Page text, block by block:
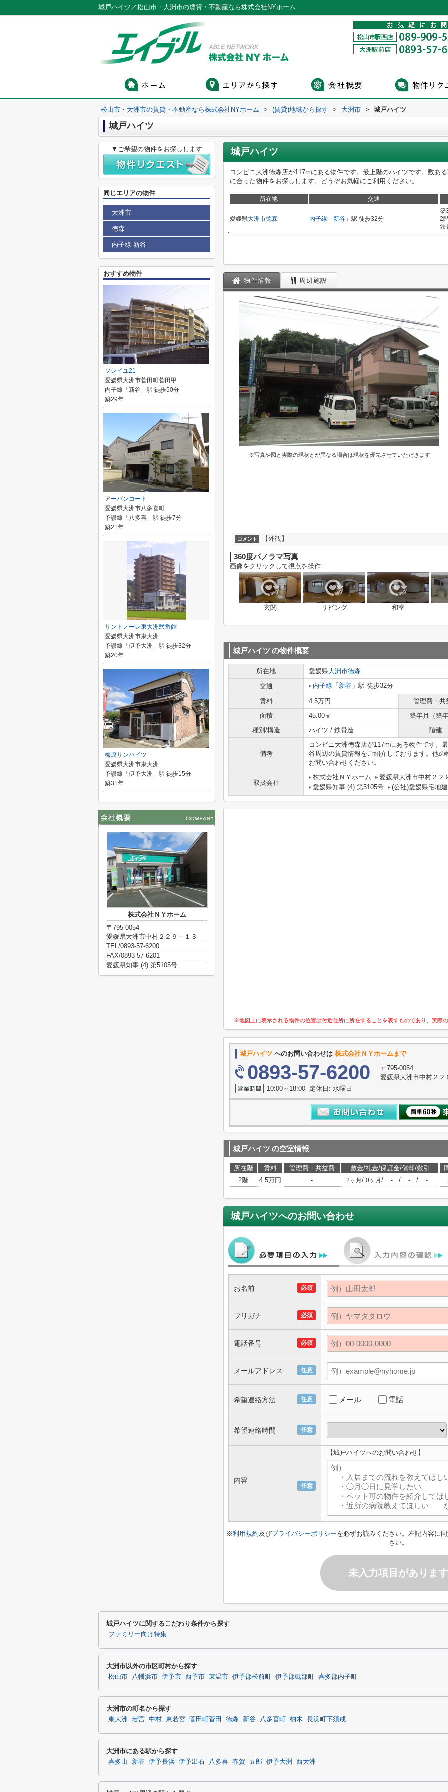
城戸ハイツ／松山市・大洲市の賃貸・不動産なら株式会社NYホーム
松山市・大洲市の賃貸・不動産なら株式会社NYホーム > (賃貸)地域から探す > 大洲市 > 城戸ハイツ
城戸ハイツ
城戸ハイツ
コンビニ大洲徳森店が117mにある物件です。最上階のハイツです。数あ
に合った物件をお探しします。どうぞお気軽にご利用ください。
所在地 交通
愛媛県大洲市徳森 内子線 「 新谷 」駅 徒歩32分
築
2
鉄
物件情報 周辺施設
※写真や図と実際の現状とが異なる場合は現状を優先させていただきます
コメント 【外観】
360度パノラマ写真
画像をクリックして視点を操作
玄関 リビング 和室
城戸ハイツ の物件概要
所在地 愛媛県大洲市徳森
交通
内子線 「 新谷 」駅 徒歩32分
賃料 4.5万円
管理費・共
面積
45.00㎡
築年月（築
種別/構造
ハイツ / 鉄骨造 階建
備考
コンビニ大洲徳森店が117mにある物件です。
谷周辺の賃貸情報をご紹介しております。他
お問い合わせください。
取扱会社
株式会社ＮＹホーム
愛媛県大洲市中村２２
愛媛県知事 (4) 第5105号
(公社)愛媛県宅地
※地図上に表示される物件の位置は付近住所に所在することを表すものであり、実際
城戸ハイツ へのお問い合わせは 株式会社ＮＹホームまで
0893-57-6200
〒795-0054
愛媛県大洲市中村２
10:00～18:00 定休日: 水曜日
城戸ハイツ の空室情報
所在階 賃料 管理費・共益費 敷金/礼金/保証金/償却/敷引
2階
4.5万円 - 2ヶ月 / 0ヶ月 / - / - / -
城戸ハイツへのお問い合わせ
必須
お名前
必須
フリガナ
必須
電話番号
任意
メールアドレス
任意
希望連絡方法 メール 電話
任意
希望連絡時間
任意
内容
【城戸ハイツへのお問い合わせ】
※利用規約及びプライバシーポリシーを必ずお読みください。左記内容に
さい。
未入力項目があります
▼ご希望の物件をお探しします
同じエリアの物件
大洲市
徳森
内子線 新谷
おすすめ物件
ソレイユ21
愛媛県大洲市菅田町菅田甲
内子線「新谷」駅 徒歩50分
築29年
アーバンコート
愛媛県大洲市八多喜町
予讃線「八多喜」駅 徒歩7分
築21年
サントノーレ東大洲弐番館
愛媛県大洲市東大洲
予讃線「伊予大洲」駅 徒歩32分
築20年
梅原サンハイツ
愛媛県大洲市東大洲
予讃線「伊予大洲」駅 徒歩15分
築31年
株式会社ＮＹホーム
〒795-0054
愛媛県大洲市中村２２９－１３
TEL/0893-57-6200
FAX/0893-57-6201
愛媛県知事 (4) 第5105号
城戸ハイツに関するこだわり条件から探す
ファミリー向け特集
大洲市以外の市区町村から探す
松山市 八幡浜市 伊予市 西予市 東温市 伊予郡松前町 伊予郡砥部町 喜多郡内子町
大洲市の町名から探す
東大洲 若宮 中村 東若宮 菅田町菅田 徳森 新谷 八多喜町 柚木 長浜町下須戒
大洲市にある駅から探す
喜多山 新谷 伊予長浜 伊予出石 八多喜 春賀 五郎 伊予大洲 西大洲